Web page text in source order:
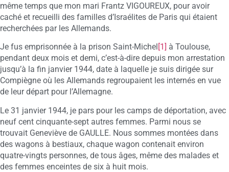
même temps que mon mari Frantz VIGOUREUX, pour avoir
caché et recueilli des familles d’Israélites de Paris qui étaient
recherchées par les Allemands.
Je fus emprisonnée à la prison Saint-Michel [1] à Toulouse,
pendant deux mois et demi, c’est-à-dire depuis mon arrestation
jusqu’à la fin janvier 1944, date à laquelle je suis dirigée sur
Compiègne où les Allemands regroupaient les internés en vue
de leur départ pour l’Allemagne.
Le 31 janvier 1944, je pars pour les camps de déportation, avec
neuf cent cinquante-sept autres femmes. Parmi nous se
trouvait Geneviève de GAULLE. Nous sommes montées dans
des wagons à bestiaux, chaque wagon contenait environ
quatre-vingts personnes, de tous âges, même des malades et
des femmes enceintes de six à huit mois.